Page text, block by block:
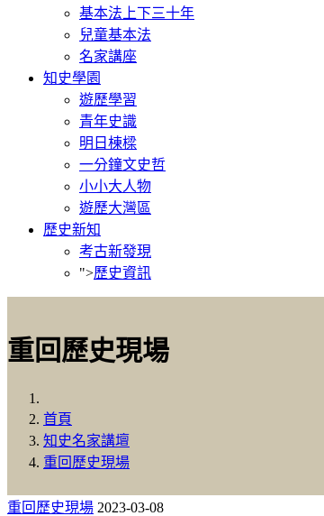
基本法上下三十年
兒童基本法
名家講座
知史學園
遊歷學習
青年史識
明日棟樑
一分鐘文史哲
小小大人物
遊歷大灣區
歷史新知
考古新發現
">歷史資訊
重回歷史現場
首頁
知史名家講壇
重回歷史現場
重回歷史現場 2023-03-08